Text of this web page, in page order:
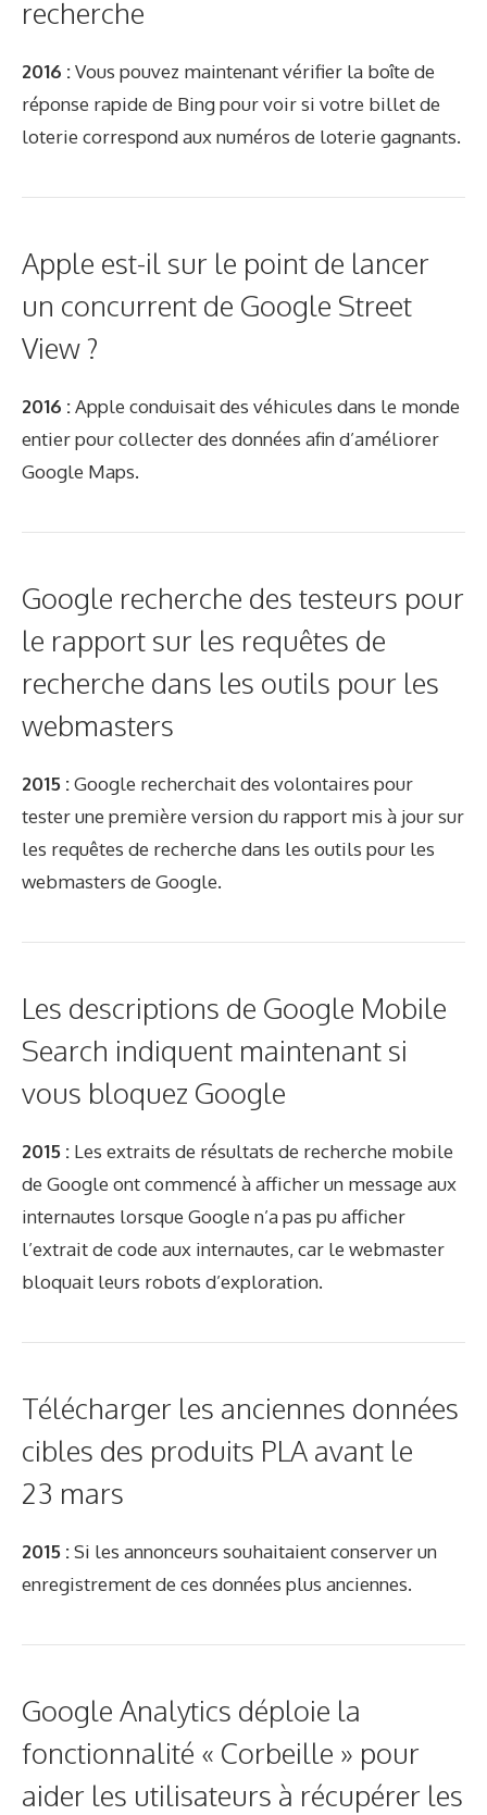
recherche
2016 :Vous pouvez maintenant vérifier la boîte de
réponse rapide de Bing pour voir si votre billet de
loterie correspond aux numéros de loterie gagnants.
Apple est-il sur le point de lancer
un concurrent de Google Street
View ?
2016 :Apple conduisait des véhicules dans le monde
entier pour collecter des données afin d’améliorer
Google Maps.
Google recherche des testeurs pour
le rapport sur les requêtes de
recherche dans les outils pour les
webmasters
2015 :Google recherchait des volontaires pour
tester une première version du rapport mis à jour sur
les requêtes de recherche dans les outils pour les
webmasters de Google.
Les descriptions de Google Mobile
Search indiquent maintenant si
vous bloquez Google
2015 : Les extraits de résultats de recherche mobile
de Google ont commencé à afficher un message aux
internautes lorsque Google n’a pas pu afficher
l’extrait de code aux internautes, car le webmaster
bloquait leurs robots d’exploration.
Télécharger les anciennes données
cibles des produits PLA avant le
23 mars
2015 :Si les annonceurs souhaitaient conserver un
enregistrement de ces données plus anciennes.
Google Analytics déploie la
fonctionnalité « Corbeille » pour
aider les utilisateurs à récupérer les